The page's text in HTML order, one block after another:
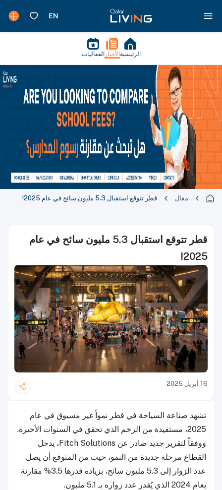
الرئيسية الأخبار الفعاليات
مقال قطر تتوقع استقبال 5.3 مليون سائح في عام 2025!
قطر تتوقع استقبال 5.3 مليون سائح في عام
2025!
16 أبريل 2025
تشهد صناعة السياحة في قطر نمواً غير مسبوق في عام
2025، مستفيدة من الزخم الذي تحقق في السنوات الأخيرة.
ووفقاً لتقرير جديد صادر عن Fitch Solutions، يدخل
القطاع مرحلة جديدة من النمو، حيث من المتوقع أن يصل
عدد الزوار إلى 5.3 مليون سائح، بزيادة قدرها 3.5% مقارنة
بعام 2024 الذي يُقدر عدد زواره بـ 5.1 مليون.